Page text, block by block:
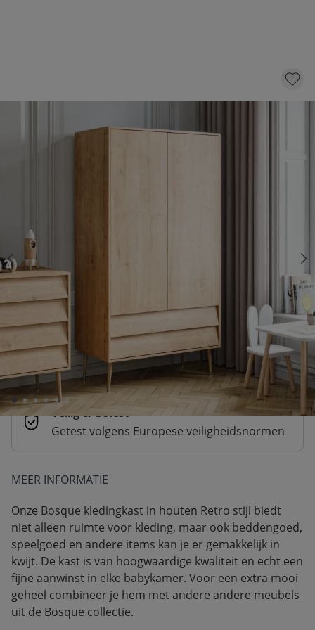
KINDERKAST «BOSQUE» | HOUT
Gratis verzending
Voor 21:00 besteld, dezelfde dag
verzonden
Betaal nu of in 3 delen
Veilig afrekenen met verschillende
betaalmethoden
Veilig & Getest
Getest volgens Europese veiligheidsnormen
MEER INFORMATIE
Onze Bosque kledingkast in houten Retro stijl biedt
niet alleen ruimte voor kleding, maar ook beddengoed,
speelgoed en andere items kan je er gemakkelijk in
kwijt. De kast is van hoogwaardige kwaliteit en echt een
fijne aanwinst in elke babykamer. Voor een extra mooi
geheel combineer je hem met andere andere meubels
uit de Bosque collectie.